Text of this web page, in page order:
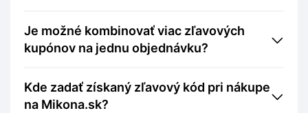
Je možné kombinovať viac zľavových
kupónov na jednu objednávku?
Kde zadať získaný zľavový kód pri nákupe
na Mikona.sk?